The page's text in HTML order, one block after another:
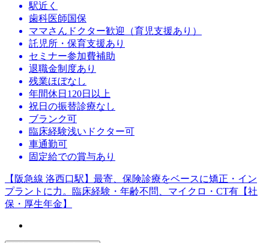
駅近く
歯科医師国保
ママさんドクター歓迎（育児支援あり）
託児所・保育支援あり
セミナー参加費補助
退職金制度あり
残業ほぼなし
年間休日120日以上
祝日の振替診療なし
ブランク可
臨床経験浅いドクター可
車通勤可
固定給での賞与あり
【阪急線 洛西口駅】最寄、保険診療をベースに矯正・イン
プラントに力。臨床経験・年齢不問、マイクロ・CT有【社
保・厚生年金】